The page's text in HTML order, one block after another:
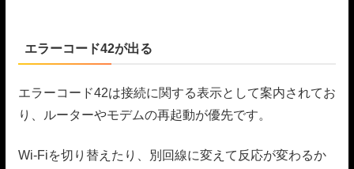
エラーコード42が出る
エラーコード42は接続に関する表示として案内されてお
り、ルーターやモデムの再起動が優先です。
Wi-Fiを切り替えたり、別回線に変えて反応が変わるか